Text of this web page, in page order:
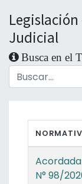
Judicial
Busca en el
Acordada
N° 98/